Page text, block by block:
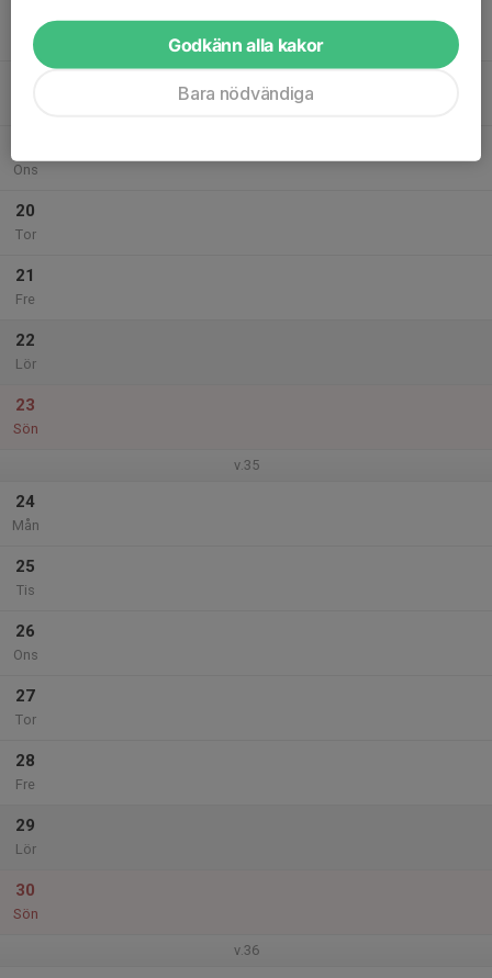
Mån
Ons
20
Tor
21
Fre
22
Lör
23
Sön
v.35
24
Mån
25
Tis
26
Ons
27
Tor
28
Fre
29
Lör
30
Sön
v.36
Godkänn alla kakor
Bara nödvändiga